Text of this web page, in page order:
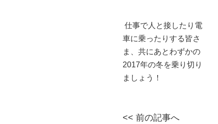
仕事で人と接したり電
車に乗ったりする皆さ
ま、共にあとわずかの
2017年の冬を乗り切り
ましょう！
<< 前の記事へ